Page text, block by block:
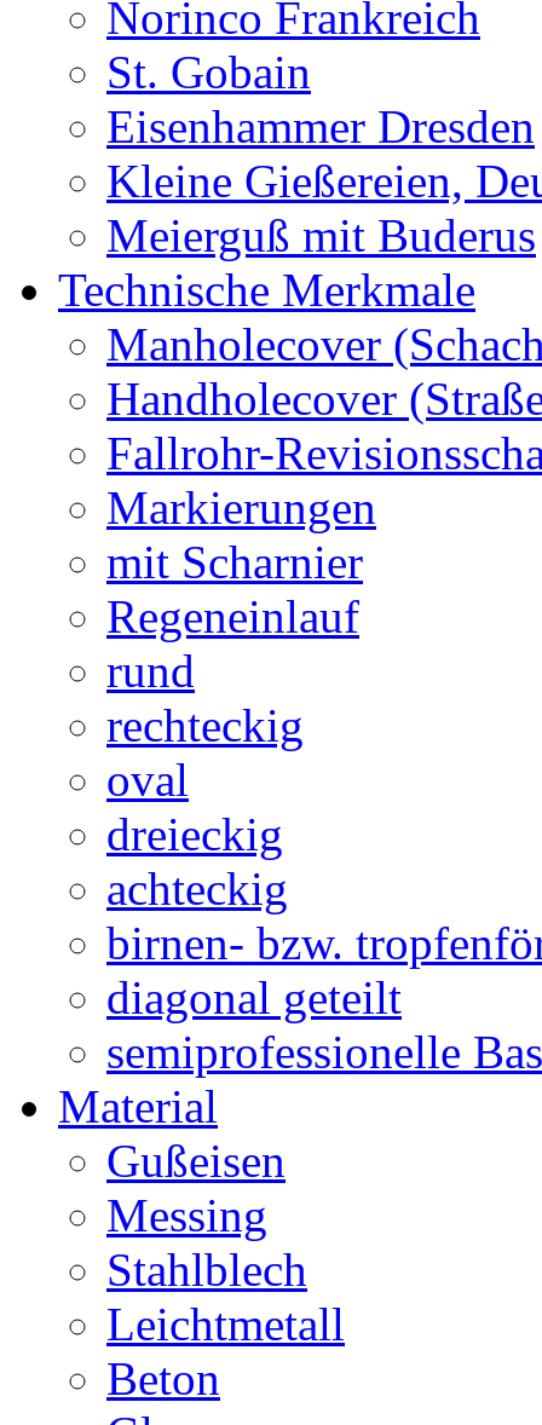
Norinco Frankreich
St. Gobain
Eisenhammer Dresden
Kleine Gießereien,
Meierguß mit Buderus
Technische Merkmale
Manholecover
Handholecover
Fallrohr-
Markierungen
mit Scharnier
Regeneinlauf
rund
rechteckig
oval
dreieckig
achteckig
birnen- bzw.
diagonal geteilt
semiprofessionelle
Material
Gußeisen
Messing
Stahlblech
Leichtmetall
Beton